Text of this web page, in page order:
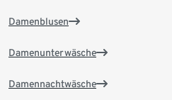
Damenblusen
Damenunterwäsche
Damennachtwäsche